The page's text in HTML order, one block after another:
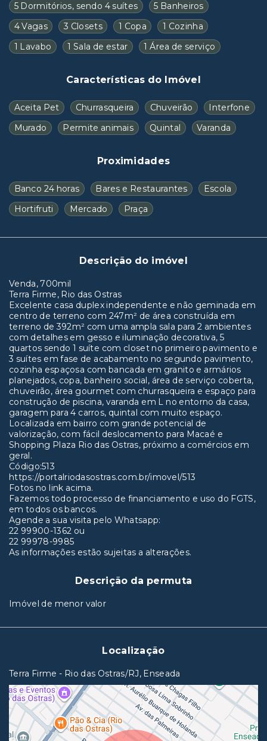
5 Dormitórios, sendo 4 suítes
5 Banheiros
4 Vagas
3 Closets 1 Copa
1 Cozinha
1 Lavabo
1 Sala de estar 1 Área de serviço
Características do Imóvel
Aceita Pet Churrasqueira Chuveirão
Interfone
Murado
Permite animais Quintal Varanda
Proximidades
Banco 24 horas Bares e Restaurantes
Escola
Hortifruti
Mercado Praça
Descrição do imóvel
Venda, 700mil
Terra Firme, Rio das Ostras
Excelente casa duplex independente e não geminada em
centro de terreno com 247m² de área construída em
terreno de 392m² com uma ampla sala para 2 ambientes
com detalhes em gesso e iluminação decorativa, 5
quartos sendo 1 suíte com closet no primeiro pavimento e
3 suítes em fase de acabamento no segundo pavimento,
cozinha espaçosa com bancada em granito e armários
planejados, copa, banheiro social, área de serviço coberta,
chuveirão, área gourmet com churrasqueira e espaço para
construção de piscina, varanda em L no entorno da casa,
garagem para 4 carros, quintal com muito espaço.
Localizada em bairro com grande potencial de
valorização, com fácil deslocamento para Macaé e
Shopping Plaza Rio das Ostras, próximo a comércios em
geral.
Código:513
https://portalriodasostras.com.br/imovel/513
Fotos no link acima.
Fazemos todo processo de financiamento e uso do FGTS,
em todos os bancos.
Agende a sua visita pelo Whatsapp:
22 99900-1362 ou
22 99978-9985
As informações estão sujeitas a alterações.
Descrição da permuta
Imóvel de menor valor
Localização
Terra Firme - Rio das Ostras/RJ, Enseada